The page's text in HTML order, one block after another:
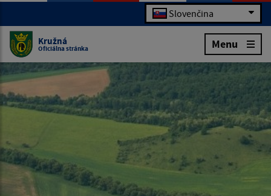
Slovenčina
Kružná
Oficiálna stránka Menu